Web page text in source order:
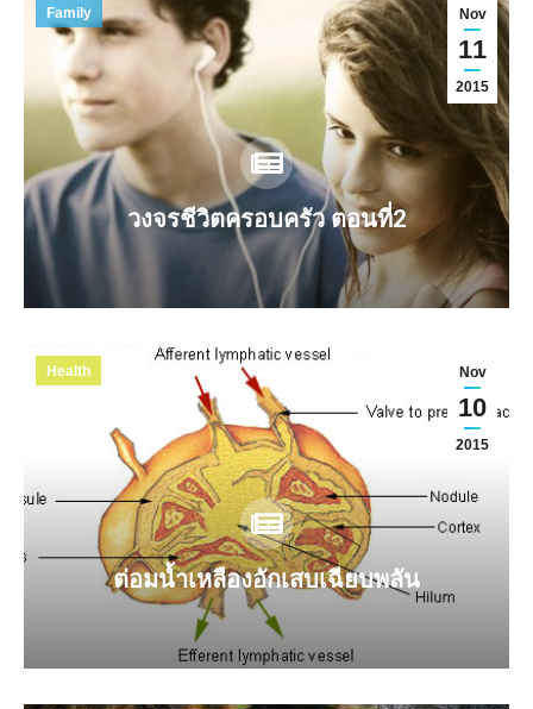
Nov
11
2015
Family
วงจรชีวิตครอบครัว ตอนที่2
Nov
10
2015
Health
ต่อมน้ำเหลืองอักเสบเฉียบพลัน